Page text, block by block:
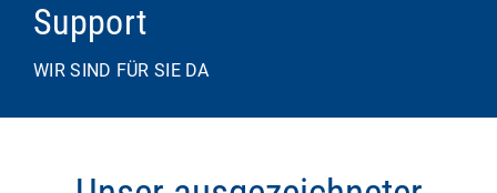
Support
WIR SIND FÜR SIE DA